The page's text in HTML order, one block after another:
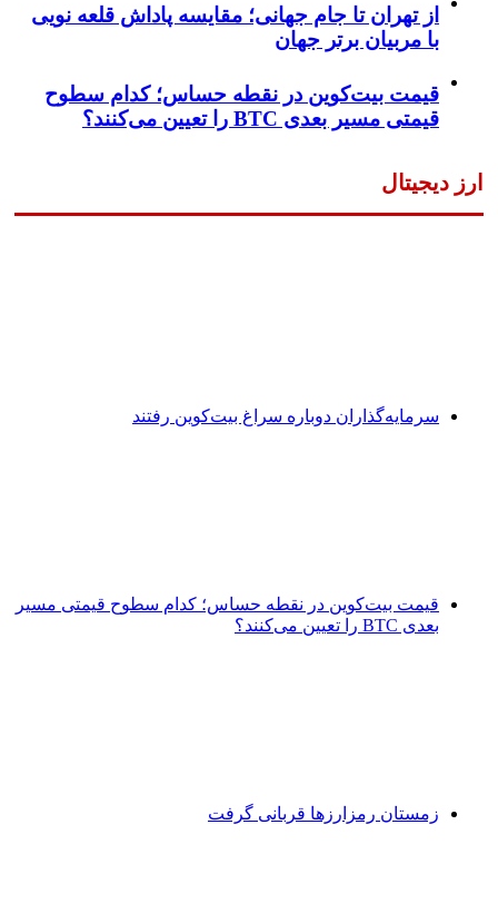
از تهران تا جام جهانی؛ مقایسه پاداش قلعه نویی
با مربیان برتر جهان
قیمت بیت‌کوین در نقطه حساس؛ کدام سطوح
قیمتی مسیر بعدی BTC را تعیین می‌کنند؟
ارز دیجیتال
سرمایه‌گذاران دوباره سراغ بیت‌کوین رفتند
قیمت بیت‌کوین در نقطه حساس؛ کدام سطوح قیمتی مسیر
بعدی BTC را تعیین می‌کنند؟
زمستان رمزارزها قربانی گرفت